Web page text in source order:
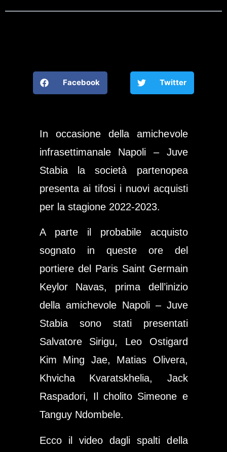
Facebook Twitter
In occasione della amichevole
infrasettimanale Napoli – Juve
Stabia la società partenopea
presenta ai tifosi i nuovi acquisti
per la stagione 2022-2023.
A parte il probabile acquisto
sognato in queste ore del
portiere del Paris Saint Germain
Keylor Navas, prima dell’inizio
della amichevole Napoli – Juve
Stabia sono stati presentati
Salvatore Sirigu, Leo Ostigard
Kim Ming Jae, Matias Olivera,
Khvicha Kvaratskhelia, Jack
Raspadori, Il cholito Simeone e
Tanguy Ndombele.
Ecco il video dagli spalti della